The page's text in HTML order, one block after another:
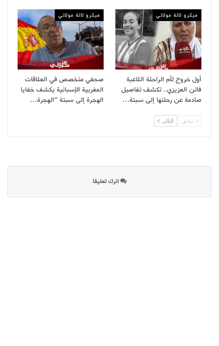
ميكرو لالة مولاتي
أول خروج لأم الراحلة اللاعبة
فاتن العزيزي.. تكشف تفاصيل
صادمة عن رحلتها إلى سبتة…
ميكرو لالة مولاتي
صحفي متخصص في العلاقات
المغربية الإسبانية يكشف خفايا
الهجرة إلى سبتة “الهجرة…
سابق التالى
اترك تعليقا